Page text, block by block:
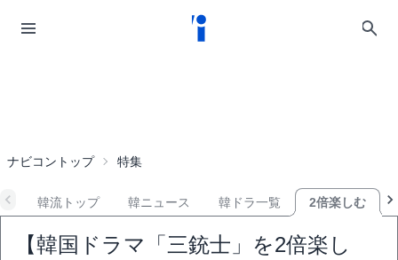
ナビコントップ 特集
韓流トップ 韓ニュース 韓ドラ一覧 2倍楽しむ
【韓国ドラマ「三銃士」を2倍楽し